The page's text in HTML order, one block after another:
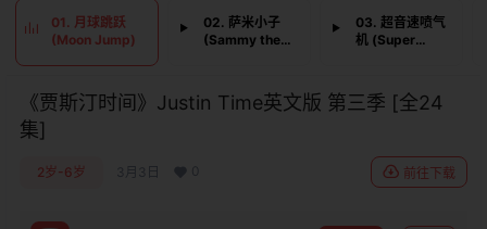
01. 月球跳跃
(Moon Jump)
02. 萨米小子
(Sammy the
03. 超音速喷气
机 (Super
《贾斯汀时间》Justin Time英文版 第三季 [全24
集]
2岁-6岁 3月3日 前往下载